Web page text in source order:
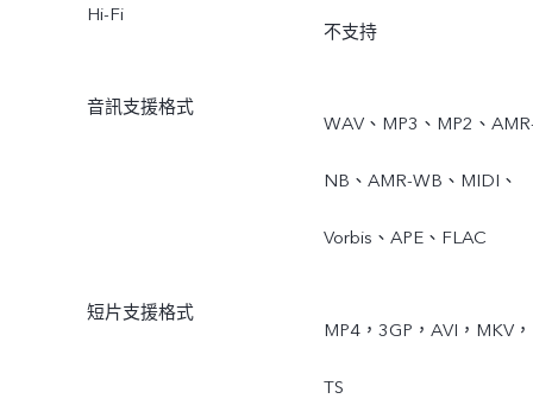
Hi-Fi
不支持
音訊支援格式
WAV、MP3、MP2、
NB、AMR-WB、MIDI、
Vorbis、APE、FLAC
短片支援格式
MP4，3GP，AVI，MKV，
TS